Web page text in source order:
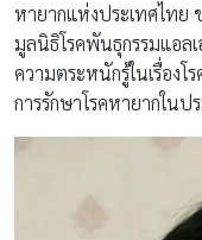
หายากแห่งประเทศไทย
มูลนิธิโรคพันธุกรรมแอล
ความตระหนักรู้ในเรื่อง
การรักษาโรคหายากในป